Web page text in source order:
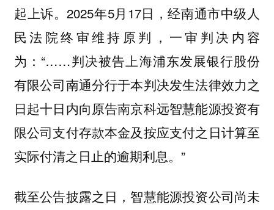
起上诉。2025年5月17日，经南通市中级人
民法院终审维持原判，一审判决内容
为：“……判决被告上海浦东发展银行股份
有限公司南通分行于本判决发生法律效力之
日起十日内向原告南京科远智慧能源投资有
限公司支付存款本金及按应支付之日计算至
实际付清之日止的逾期利息。”
截至公告披露之日，智慧能源投资公司尚未